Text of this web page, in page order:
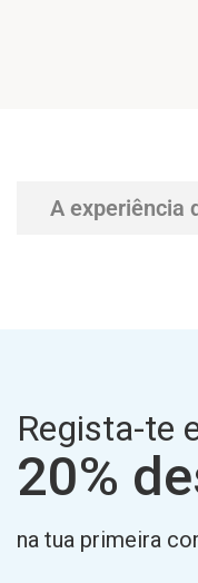
A experiência
Regista-te
20%
na tua primeira